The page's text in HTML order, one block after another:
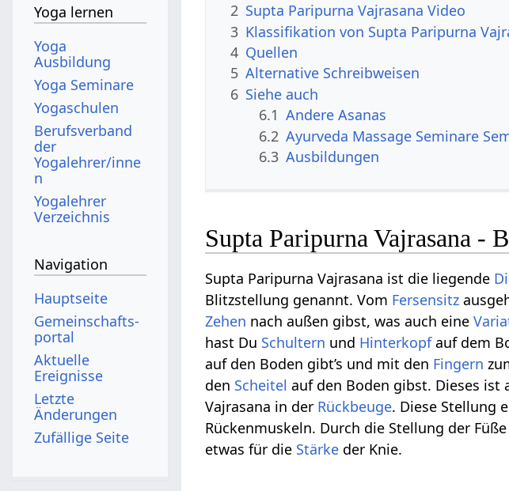
2 Supta Paripurna Vajrasana Video
3 Klassifikation von Supta Paripurna
4 Quellen
5 Alternative Schreibweisen
6 Siehe auch
6.1 Andere Asanas
6.2 Ayurveda Massage Seminare
6.3 Ausbildungen
Supta Paripurna Vajrasana -
Supta Paripurna Vajrasana ist die liegende
Blitzstellung genannt. Vom Fersensitz
Zehen nach außen gibst, was auch eine
hast Du Schultern und Hinterkopfauf dem
auf den Boden gibt’s und mit den Fingern
den Scheitel auf den Boden gibst. Dieses ist
Vajrasana in der Rückbeuge. Diese Stellung
Rückenmuskeln. Durch die Stellung der
etwas für die Stärke der Knie.
Yoga lernen
Yoga
Ausbildung
Yoga Seminare
Yogaschulen
Berufsverband
der
Yogalehrer/inne
n
Yogalehrer
Verzeichnis
Navigation
Hauptseite
Gemeinschafts­
portal
Aktuelle
Ereignisse
Letzte
Änderungen
Zufällige Seite